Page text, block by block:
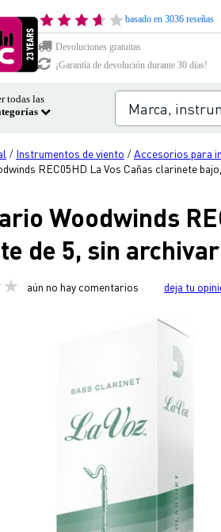
basado en 3036 reseñas
Devoluciones gratuitas
¡Garantía de devolución durante 30 días!
todas las
/ Instrumentos de viento /Accesorios para
REC05HD La Vos Cañas clarinete
Woodwinds
de 5, sin archivar
aún no hay comentarios deja tu